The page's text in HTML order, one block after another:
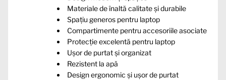
Materiale de înaltă calitate și durabile
Spațiu generos pentru laptop
Compartimente pentru accesoriile asociate
Protecție excelentă pentru laptop
Ușor de purtat și organizat
Rezistent la apă
Design ergonomic și ușor de purtat